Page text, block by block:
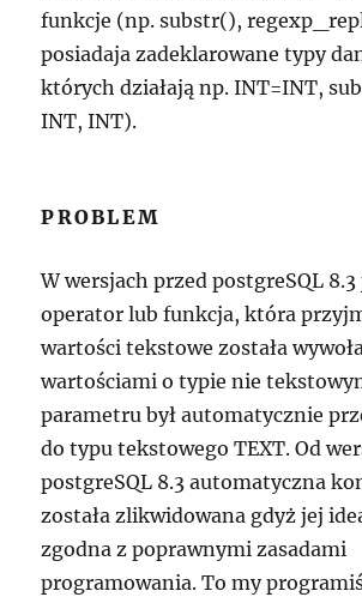
funkcje (np. substr(),
posiadaja zadeklarowane typy
których działają np. INT=INT,
INT, INT).
PROBLEM
W wersjach przed postgreSQL
operator lub funkcja, która
wartości tekstowe została
wartościami o typie nie
parametru był automatycznie
do typu tekstowego TEXT. Od
postgreSQL 8.3 automatyczna
została zlikwidowana gdyż jej
zgodna z poprawnymi zasadami
programowania. To my